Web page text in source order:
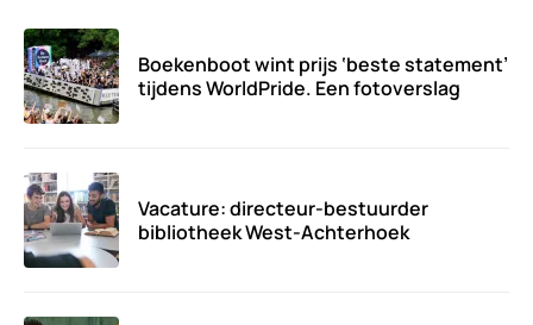
Boekenboot wint prijs ‘beste statement’
tijdens WorldPride. Een fotoverslag
Vacature: directeur-bestuurder
bibliotheek West-Achterhoek